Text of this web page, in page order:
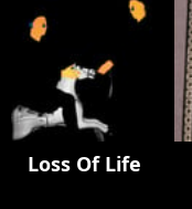
Loss Of Life